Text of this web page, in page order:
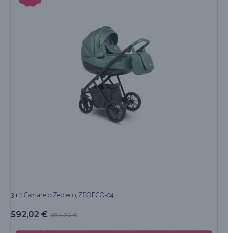
3in1 Camarelo Zeo eco, ZEOECO-04
684,26€
592,02 €